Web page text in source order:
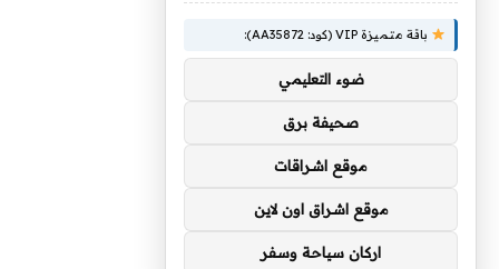
باقة متميزة VIP (كود: AA35872):
ضوء التعليمي
صحيفة برق
موقع اشراقات
موقع اشراق اون لاين
اركان سياحة وسفر